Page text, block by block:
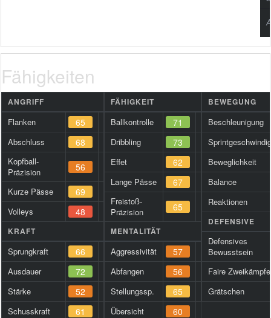
Fähigkeiten
ANGRIFF
Flanken 65
Abschluss 68
Kopfball-
Präzision
56
Kurze Pässe 69
Volleys 48
KRAFT
Sprungkraft 66
Ausdauer 72
Stärke 52
Schusskraft 61
FÄHIGKEIT
Ballkontrolle 71
Dribbling 73
Effet 62
Lange Pässe 67
Freistoß-
Präzision
65
MENTALITÄT
Aggressivität 57
Abfangen 56
Stellungssp. 65
Übersicht 60
BEWEGUNG
Beschleunigung
Beweglichkeit
Balance
Reaktionen
DEFENSIVE
Defensives
Bewusstsein
Faire Zweikämpfe
Grätschen